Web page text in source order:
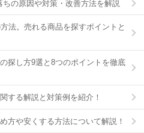
の原因や対策・改善方法を解説
法。売れる商品を探すポイントと
探し方9選と8つのポイントを徹底
する解説と対策例を紹介！
方や安くする方法について解説！